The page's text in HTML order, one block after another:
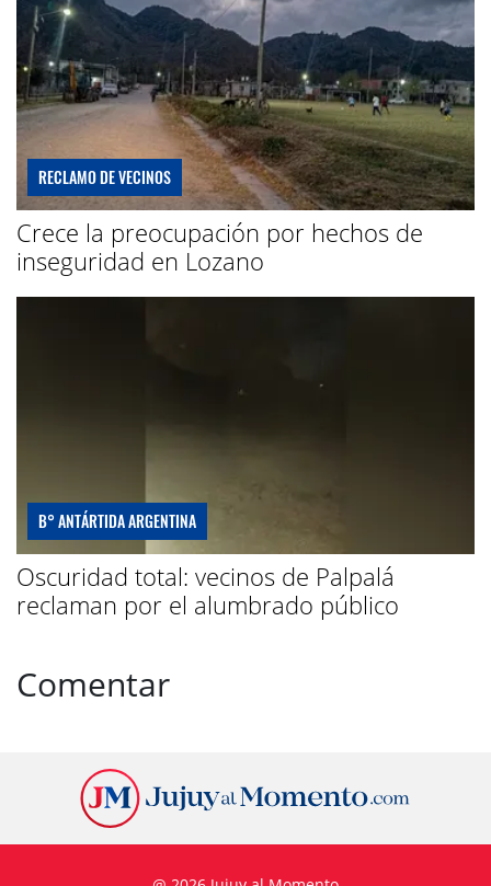
RECLAMO DE VECINOS
Crece la preocupación por hechos de
inseguridad en Lozano
B° ANTÁRTIDA ARGENTINA
Oscuridad total: vecinos de Palpalá
reclaman por el alumbrado público
Comentar